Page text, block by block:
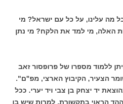
מה עלינו, על כל עם ישראל? מי
האלה, מי למד את הלקח? מי נתן
ללמוד מספרו של פרופסור זאב
הצעיר, הקיבוץ הארצי, מפ"ם".
יד יצחק בן צבי ויד יערי. ככל
הראוי בתקשורת, למרות שיש בו